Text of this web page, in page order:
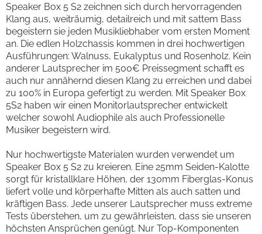
Speaker Box 5 S2 zeichnen sich durch hervorragenden
Klang aus, weiträumig, detailreich und mit sattem Bass
begeistern sie jeden Musikliebhaber vom ersten Moment
an. Die edlen Holzchassis kommen in drei hochwertigen
Ausführungen: Walnuss, Eukalyptus und Rosenholz. Kein
anderer Lautsprecher im 500€ Preissegment schafft es
auch nur annähernd diesen Klang zu erreichen und dabei
zu 100% in Europa gefertigt zu werden. Mit Speaker Box
5S2 haben wir einen Monitorlautsprecher entwickelt
welcher sowohl Audiophile als auch Professionelle
Musiker begeistern wird.
Nur hochwertigste Materialen wurden verwendet um
Speaker Box 5 S2 zu kreieren. Eine 25mm Seiden-Kalotte
sorgt für kristallklare Höhen, der 130mm Fiberglas-Konus
liefert volle und körperhafte Mitten als auch satten und
kräftigen Bass. Jede unserer Lautsprecher muss extreme
Tests überstehen, um zu gewährleisten, dass sie unseren
höchsten Ansprüchen genügt. Nur Top-Komponenten